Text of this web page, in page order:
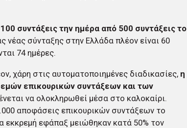
συντάξεις την ημέρα από 500 συντάξεις το
νέας σύνταξης στην Ελλάδα πλέον είναι 60
74 ημέρες.
χάρη στις αυτοματοποιημένες διαδικασίες, η
επικουρικών συντάξεων και των
να ολοκληρωθεί μέσα στο καλοκαίρι.
αποφάσεις επικουρικών συντάξεων το
εκκρεμή εφάπαξ μειώθηκαν κατά 50% τον